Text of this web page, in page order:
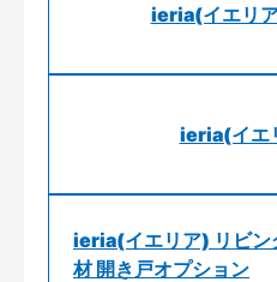
ieria(イエリ
ieria(イエ
ieria(イエリア) リビン
材 開き戸オプション